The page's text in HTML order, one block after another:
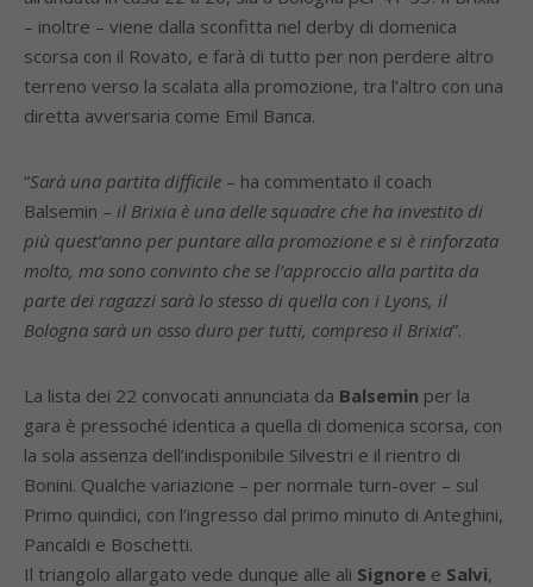
– inoltre – viene dalla sconfitta nel derby di domenica
scorsa con il Rovato, e farà di tutto per non perdere altro
terreno verso la scalata alla promozione, tra l’altro con una
diretta avversaria come Emil Banca.
“Sarà una partita difficile – ha commentato il coach
Balsemin – il Brixia è una delle squadre che ha investito di
più quest’anno per puntare alla promozione e si è rinforzata
molto, ma sono convinto che se l’approccio alla partita da
parte dei ragazzi sarà lo stesso di quella con i Lyons, il
Bologna sarà un osso duro per tutti, compreso il Brixia”.
La lista dei 22 convocati annunciata da Balsemin per la
gara è pressoché identica a quella di domenica scorsa, con
la sola assenza dell’indisponibile Silvestri e il rientro di
Bonini. Qualche variazione – per normale turn-over – sul
Primo quindici, con l’ingresso dal primo minuto di Anteghini,
Pancaldi e Boschetti.
Il triangolo allargato vede dunque alle ali Signore e Salvi,